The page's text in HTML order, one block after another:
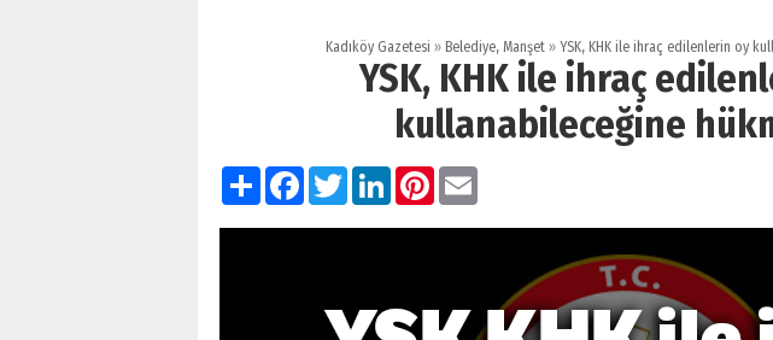
Kadıköy Gazetesi » Belediye, Manşet » YSK, KHK ile ihraç edilenlerin oy
YSK, KHK ile ihraç
kullanabileceğine
PaylaşFacebook
TwitterLinkedInPinterest